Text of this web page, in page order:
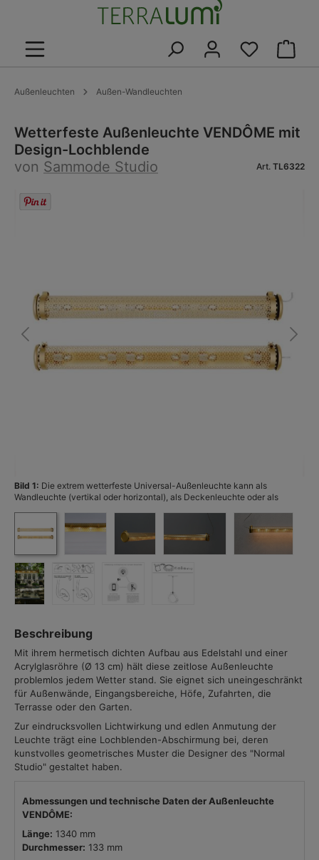
Außenleuchten Außen-Wandleuchten
Wetterfeste Außenleuchte VENDÔME mit
Design-Lochblende
von Sammode Studio Art. TL6322
Bildergalerie überspringen
Bild 1: Die extrem wetterfeste Universal-Außenleuchte kann als
Wandleuchte (vertikal oder horizontal), als Deckenleuchte oder als
Beschreibung
Mit ihrem hermetisch dichten Aufbau aus Edelstahl und einer
Acrylglasröhre (Ø 13 cm) hält diese zeitlose Außenleuchte
problemlos jedem Wetter stand. Sie eignet sich uneingeschränkt
für Außenwände, Eingangsbereiche, Höfe, Zufahrten, die
Terrasse oder den Garten.
Zur eindrucksvollen Lichtwirkung und edlen Anmutung der
Leuchte trägt eine Lochblenden-Abschirmung bei, deren
kunstvolles geometrisches Muster die Designer des "Normal
Studio" gestaltet haben.
Abmessungen und technische Daten der Außenleuchte
VENDÔME:
Länge: 1340 mm
Durchmesser: 133 mm